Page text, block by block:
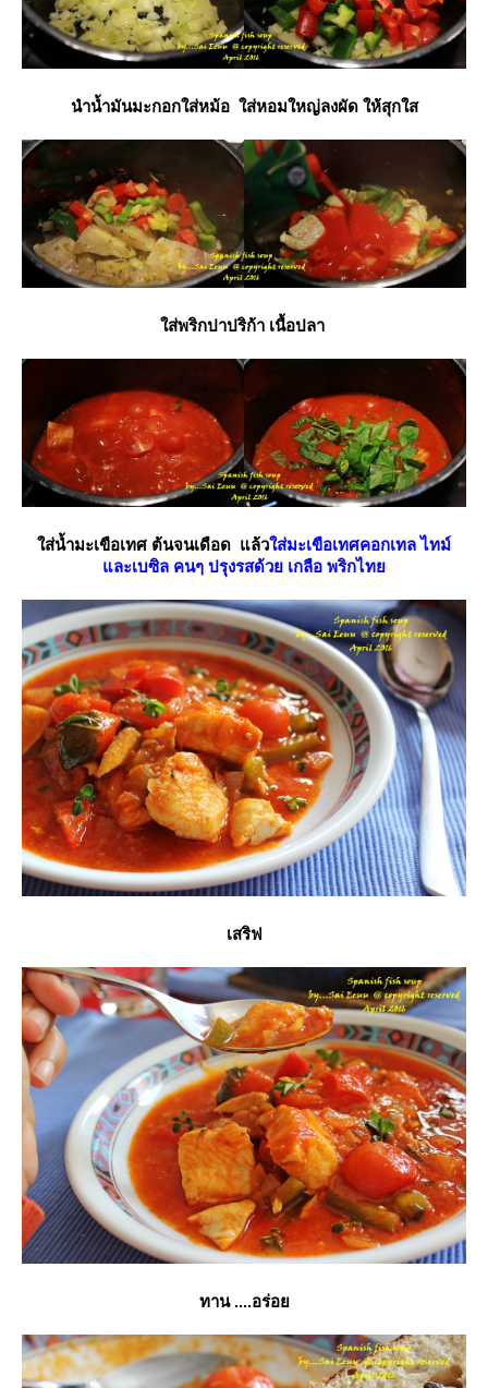
นำน้ำมันมะกอกใส่หม้อ ใส่หอมใหญ่ลงผัด ให้สุกใส
ส่พริกปาปริก้า เนื้อปลา
ส่น้ำมะเขือเทศ ต้นจนเดือด แล้วส่มะเขือเทศคอกเทล ไทม์
ละเบซิล คนๆ ปรุงรสด้วย เกลือ พริกไท
เสริฟ
ทาน ....อร่อ